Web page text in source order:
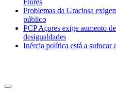
Flores
Problemas da Graciosa
público
PCP Açores exige aumento
desigualdades
Inércia política está a sufocar